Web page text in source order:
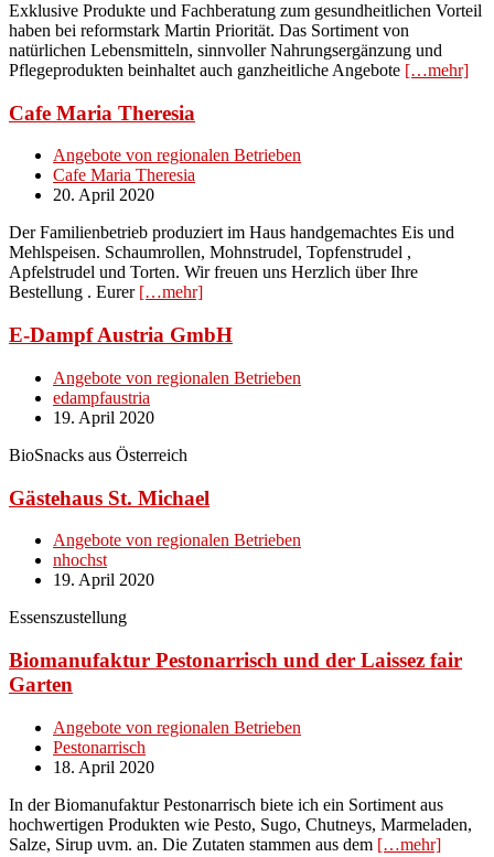
Exklusive Produkte und Fachberatung zum gesundheitlichen Vorteil
haben bei reformstark Martin Priorität. Das Sortiment von
natürlichen Lebensmitteln, sinnvoller Nahrungsergänzung und
Pflegeprodukten beinhaltet auch ganzheitliche Angebote […mehr]
Cafe Maria Theresia
Angebote von regionalen Betrieben
Cafe Maria Theresia
20. April 2020
Der Familienbetrieb produziert im Haus handgemachtes Eis und
Mehlspeisen. Schaumrollen, Mohnstrudel, Topfenstrudel ,
Apfelstrudel und Torten. Wir freuen uns Herzlich über Ihre
Bestellung . Eurer […mehr]
E-Dampf Austria GmbH
Angebote von regionalen Betrieben
edampfaustria
19. April 2020
BioSnacks aus Österreich
Gästehaus St. Michael
Angebote von regionalen Betrieben
nhochst
19. April 2020
Essenszustellung
Biomanufaktur Pestonarrisch und der Laissez fair
Garten
Angebote von regionalen Betrieben
Pestonarrisch
18. April 2020
In der Biomanufaktur Pestonarrisch biete ich ein Sortiment aus
hochwertigen Produkten wie Pesto, Sugo, Chutneys, Marmeladen,
Salze, Sirup uvm. an. Die Zutaten stammen aus dem […mehr]